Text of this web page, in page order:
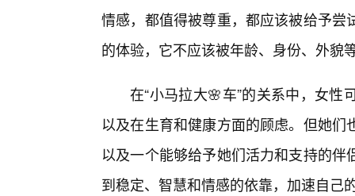
情感，都值得被尊重，都应该被给予
的体验，它不应该被年龄、身份、外貌
在“小马拉大🌸车”的关系中，女
以及在生育和健康方面的顾虑。但她
以及一个能够给予她们活力和支持的
到稳定、智慧和情感的依靠，加速自己